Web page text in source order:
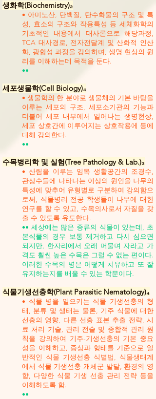
생화학(Biochemistry)₂
• 아미노산, 단백질, 탄수화물의 구조 및 특
성, 효소의 구조와 작용특성 등 세체화학의
기초적인 내용에서 대사론으로 해당과정,
TCA 대사경로, 전자전달계 및 산화적 인산
화, 광합성 과정을 강의하며, 생명 현상의 원
리를 이해하는데 목적을 둔다.
••
세포생물학(Cell Biology)₄
• 생물학의 한 분야로 생물체의 기본 바탕을
이루는 세포의 구조, 세포소기관의 기능과
더불어 세포 내부에서 일어나는 생명현상,
세포 상호간에 이루어지는 상호작용에 등에
대해 강의한다.
••
수목병리학 및 실험(Tree Pathology & Lab.)₃
• 산림을 이루는 임목 생활공간의 조경수,
관상수들에 나타나는 이상의 원인을 나무의
특성에 맞추어 유형별로 구분하여 강의함으
로써, 식물병리 전공 학생들이 나무에 대한
연구를 할 수 있고, 수목의사로서 자질을 갖
출 수 있도록 유도한다.
•• 세상에는 많은 종류의 식물이 있는데, 초
본식물의 경우 보통 제거하고 다시 심으면
되지만, 한자리에서 오래 머물며 자라고 가
격도 훨씬 높은 수목은 그럴 수 없는 편이다.
이러한 수목의 병은 어떻게 치유하고 또 잘
유지하는지를 배울 수 있는 학문이다.
식물기생선충학(Plant Parasitic Nematology)₄
• 식물 병을 일으키는 식물 기생선충의 형
태, 분류 및 생태는 물론, 기주 식물에 대한
선충의 영향, 다른 선충 표본 추출 전략, 시
료 처리 기술, 관리 전술 및 종합적 관리 원
칙을 강의하여 기주-기생선충의 기본 중요
성을 이해하고, 증상과 형태를 기준으로 일
반적인 식물 기생선충 식별법, 식물생태계
에서 식물 기생선충 개체군 발달, 환경의 영
향, 다양한 식물 기생 선충 관리 전략 등을
이해하도록 함.
••